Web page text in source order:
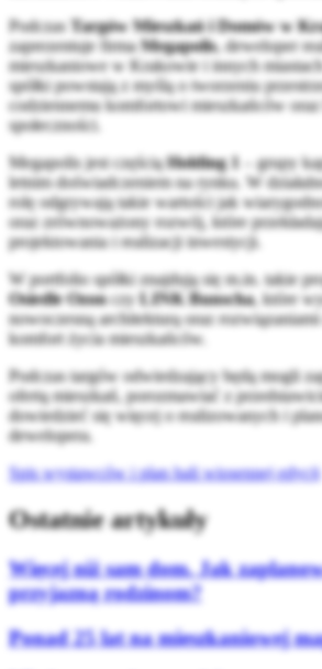
Podczas Targów Mieszkań i Domów w
zaprezentuje firmaMegapolis, deweloper
mieszkaniowe w Krakowie i innych
spółki powstają z myślą o tworzeniu
codziennemu komfortowi mieszkańców
społeczności.
Megapolis jest częściąHolding 1 – grupy
letnim doświadczeniem na rynku. W
rolę odgrywają takie wartości jak
oraz zrównoważony rozwój, które
projektowania i realizacji inwestycji.
W portfolio spółki znajdują się m.in. takie
Osiedle OzonczyLINK Bunscha, które
nowoczesną architekturą oraz
komfort życia mieszkańców.
Podczas targów odwiedzający będą mogli
ofertą mieszkań, porozmawiać z
dowiedzieć się więcej o realizowanych i
dewelopera.
Spis wystawców i plan hali wiosennej edycji
Ostatnie artykuły
Więcej niż sam dom. Jak
przyjazną rodzinom?
Ponad 25 lat na mieszkaniowej